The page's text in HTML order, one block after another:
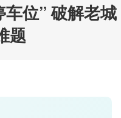
位” 破解老城
题